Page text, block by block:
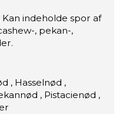
indeholde spor af
, pekan-,
, Hasselnød ,
, Pistacienød ,